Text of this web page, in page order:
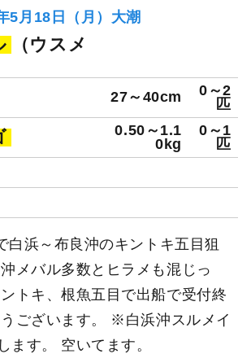
5月18日（月）大潮
（ウスメ
27～40cm
0～2
匹
0.50～1.1
0kg
0～1
匹
白浜～布良沖のキントキ五目狙
メバル多数とヒラメも混じっ
トキ、根魚五目で出船で受付終
ございます。 ※白浜沖スルメイ
ます。 空いてます。